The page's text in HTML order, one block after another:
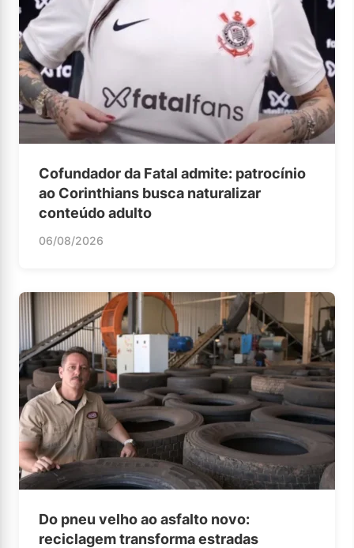
Cofundador da Fatal admite: patrocínio
ao Corinthians busca naturalizar
conteúdo adulto
06/08/2026
Do pneu velho ao asfalto novo:
reciclagem transforma estradas